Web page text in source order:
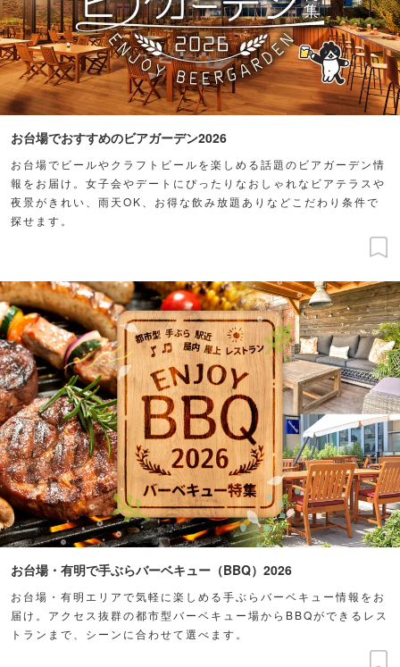
お台場でおすすめのビアガーデン2026
お台場でビールやクラフトビールを楽しめる話題のビアガーデン情
報をお届け。女子会やデートにぴったりなおしゃれなビアテラスや
夜景がきれい、雨天OK、お得な飲み放題ありなどこだわり条件で
探せます。
お台場・有明で手ぶらバーベキュー（BBQ）2026
お台場・有明エリアで気軽に楽しめる手ぶらバーベキュー情報をお
届け。アクセス抜群の都市型バーベキュー場からBBQができるレス
トランまで、シーンに合わせて選べます。